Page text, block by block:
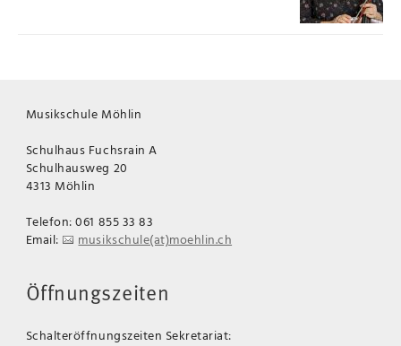
Musikschule Möhlin
Schulhaus Fuchsrain A
Schulhausweg 20
4313 Möhlin
Telefon: 061 855 33 83
Email:
musikschule(at)moehlin.ch
Öffnungszeiten
Schalteröffnungszeiten Sekretariat: